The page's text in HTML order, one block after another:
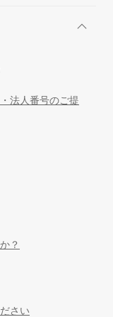
法人番号のご提
？
さい